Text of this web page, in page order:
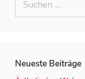
Neueste Beiträge